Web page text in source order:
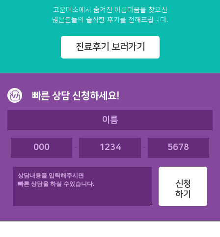
고운미소에서 숨겨진 아름다움을 찾으신
많은분들의 솔직한 후기를 전해드립니다.
진료후기 보러가기
빠른 상담 신청하세요!
- -
신청
하기